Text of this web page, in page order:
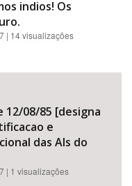
indios! Os
| 14 visualizações
12/08/85 [designa
e
das AIs do
| 1 visualizações